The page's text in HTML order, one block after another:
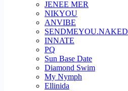
JENEE MER
NIKYOU
ANVIBE
SENDMEYOU.NAKED
INNATE
PQ
Sun Base Date
Diamond Swim
My Nymph
Ellinida